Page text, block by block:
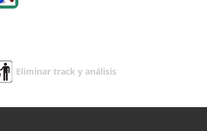
Eliminar track y análisis